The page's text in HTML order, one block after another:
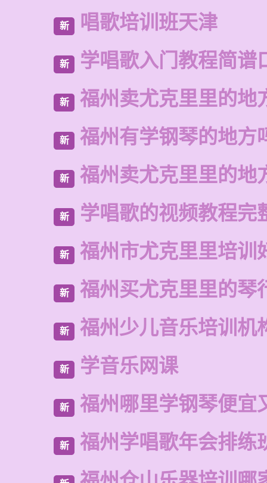
新 唱歌培训班天津
新 学唱歌入门教程简谱
新 福州卖尤克里里的地
新 福州有学钢琴的地方
新 福州卖尤克里里的地
新 学唱歌的视频教程完
新 福州市尤克里里培训
新 福州买尤克里里的琴
新 福州少儿音乐培训机
新 学音乐网课
新 福州哪里学钢琴便宜
新 福州学唱歌年会排练